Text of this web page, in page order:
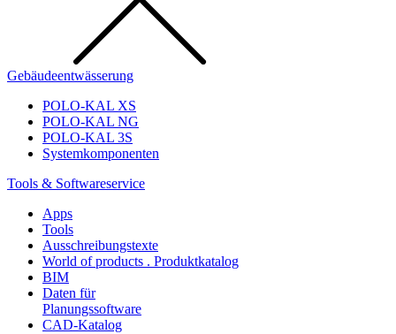
Gebäudeentwässerung
POLO-KAL XS
POLO-KAL NG
POLO-KAL 3S
Systemkomponenten
Tools & Softwareservice
Apps
Tools
Ausschreibungstexte
World of products . Produktkatalog
BIM
Daten für
Planungssoftware
CAD-Katalog